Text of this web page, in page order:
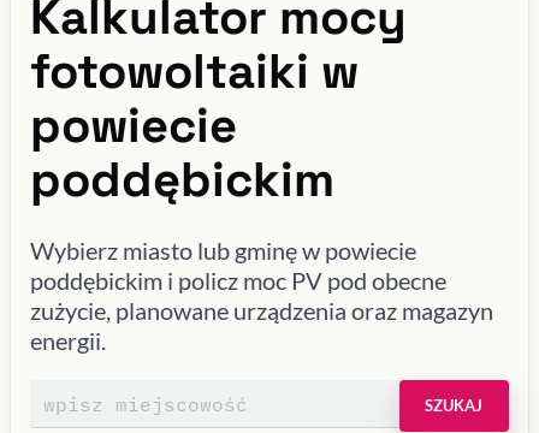
Kalkulator mocy
fotowoltaiki w
powiecie
poddębickim
Wybierz miasto lub gminę w powiecie
poddębickim i policz moc PV pod obecne
zużycie, planowane urządzenia oraz magazyn
energii.
SZUKAJ